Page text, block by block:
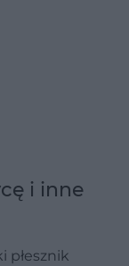
i inne
płesznik